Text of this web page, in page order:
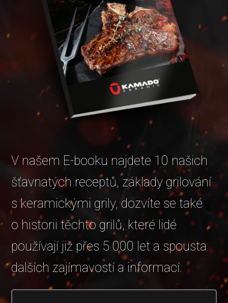
V našem E-booku najdete 10 našich
šťavnatých receptů, základy grilování
s keramickými grily, dozvíte se také
o historii těchto grilů, které lidé
používají již přes 5 000 let a spousta
dalších zajímavostí a informací.